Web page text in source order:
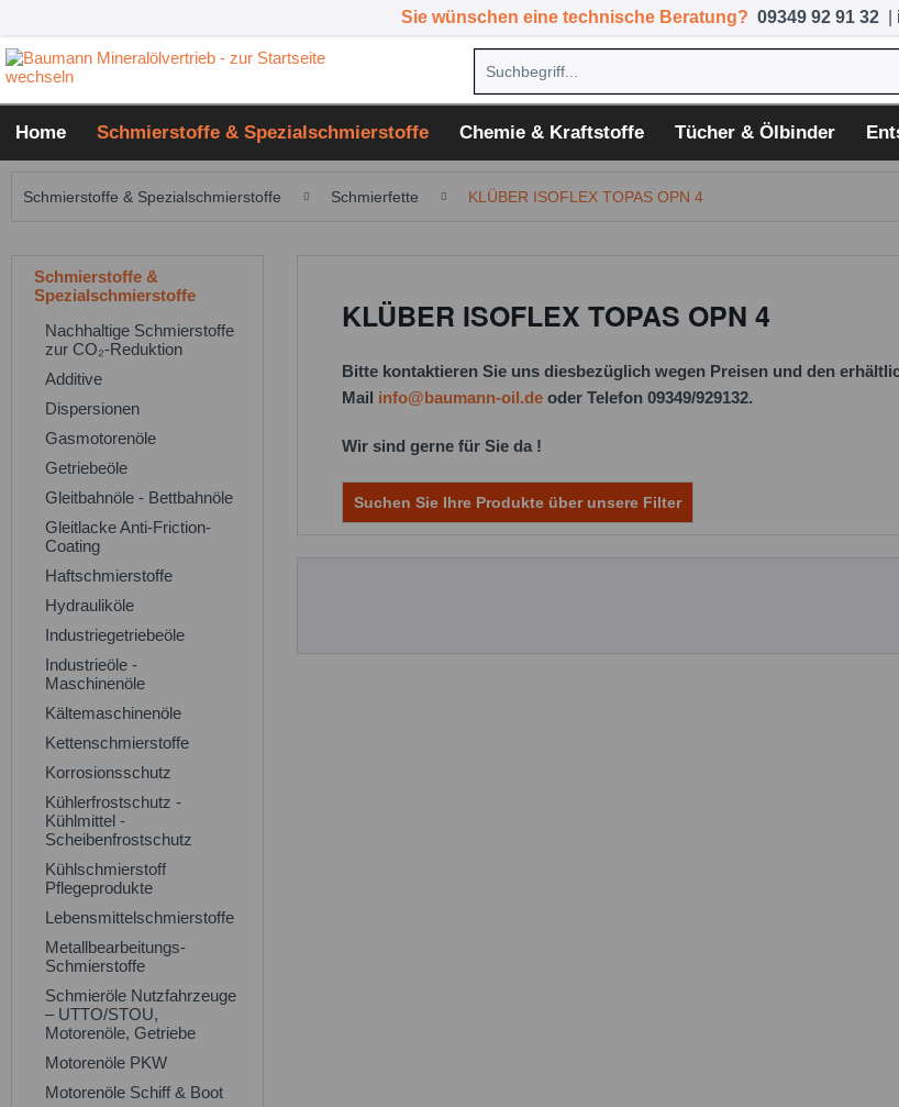
Sie wünschen eine technische Beratung? 09349 92 91 32
Home Schmierstoffe & Spezialschmierstoffe Chemie & Kraftstoffe Tücher & Ölbinder
Schmierstoffe & Spezialschmierstoffe Schmierfette KLÜBER ISOFLEX TOPAS OPN 4
Schmierstoffe &
Spezialschmierstoffe
Nachhaltige Schmierstoffe
zur CO₂-Reduktion
Additive
Dispersionen
Gasmotorenöle
Getriebeöle
Gleitbahnöle - Bettbahnöle
Gleitlacke Anti-Friction-
Coating
Haftschmierstoffe
Hydrauliköle
Industriegetriebeöle
Industrieöle -
Maschinenöle
Kältemaschinenöle
Kettenschmierstoffe
Korrosionsschutz
Kühlerfrostschutz -
Kühlmittel -
Scheibenfrostschutz
Kühlschmierstoff
Pflegeprodukte
Lebensmittelschmierstoffe
Metallbearbeitungs-
Schmierstoffe
Schmieröle Nutzfahrzeuge
– UTTO/STOU,
Motorenöle, Getriebe
Motorenöle PKW
Motorenöle Schiff & Boot
KLÜBER ISOFLEX TOPAS OPN 4
Bitte kontaktieren Sie uns diesbezüglich wegen Preisen und den
Mail info@baumann-oil.de oder Telefon 09349/929132.
Wir sind gerne für Sie da !
Suchen Sie Ihre Produkte über unsere Filter